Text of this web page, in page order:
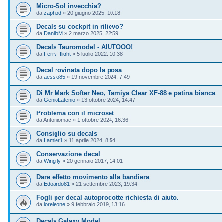
Micro-Sol invecchia?
da zaphod » 20 giugno 2025, 10:18
Decals su cockpit in rilievo?
da DaniloM » 2 marzo 2025, 22:59
Decals Tauromodel - AIUTOOO!
da Ferry_flight » 5 luglio 2022, 10:38
Decal rovinata dopo la posa
da aessio85 » 19 novembre 2024, 7:49
Di Mr Mark Softer Neo, Tamiya Clear XF-88 e patina bianca
da GenioLatenio » 13 ottobre 2024, 14:47
Problema con il microset
daAntoniomac » 1 ottobre 2024, 16:36
Consiglio su decals
da Lamier1 » 11 aprile 2024, 8:54
Conservazione decal
da Wingfly » 20 gennaio 2017, 14:01
Dare effetto movimento alla bandiera
da Edoardo81 » 21 settembre 2023, 19:34
Fogli per decal autoprodotte richiesta di aiuto.
da loreleone » 9 febbraio 2019, 13:16